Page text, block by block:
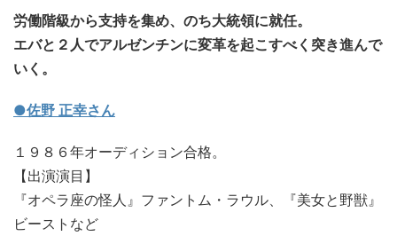
労働階級から支持を集め、のち大統領に就任。
エバと２人でアルゼンチンに変革を起こすべく突き進んで
いく。
●佐野 正幸さん
１９８６年オーディション合格。
【出演演目】
『オペラ座の怪人』ファントム・ラウル、『美女と野獣』
ビーストなど